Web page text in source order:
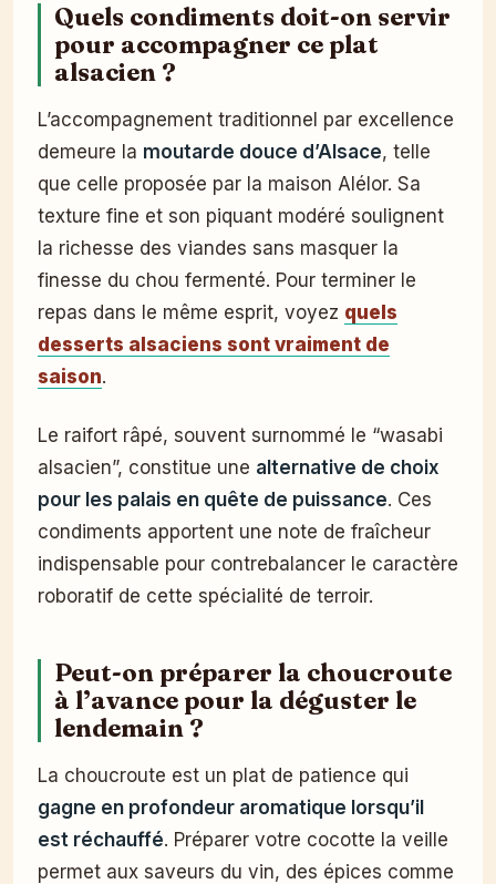
Quels condiments doit-on servir
pour accompagner ce plat
alsacien ?
L’accompagnement traditionnel par excellence
demeure la moutarde douce d’Alsace, telle
que celle proposée par la maison Alélor. Sa
texture fine et son piquant modéré soulignent
la richesse des viandes sans masquer la
finesse du chou fermenté. Pour terminer le
repas dans le même esprit, voyez quels
desserts alsaciens sont vraiment de
saison.
Le raifort râpé, souvent surnommé le “wasabi
alsacien”, constitue une alternative de choix
pour les palais en quête de puissance. Ces
condiments apportent une note de fraîcheur
indispensable pour contrebalancer le caractère
roboratif de cette spécialité de terroir.
Peut-on préparer la choucroute
à l’avance pour la déguster le
lendemain ?
La choucroute est un plat de patience qui
gagne en profondeur aromatique lorsqu’il
est réchauffé. Préparer votre cocotte la veille
permet aux saveurs du vin, des épices comme